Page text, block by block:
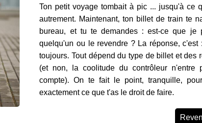
Ton petit voyage tombait à pic ... jusqu'à ce
autrement. Maintenant, ton billet de train te
bureau, et tu te demandes : est-ce que je
quelqu'un ou le revendre ? La réponse, c'est
toujours. Tout dépend du type de billet et des
(et non, la coolitude du contrôleur n'entre
compte). On te fait le point, tranquille,
exactement ce que t'as le droit de faire.